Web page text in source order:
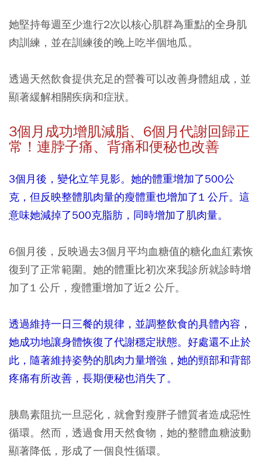
她堅持每週至少進行2次以核心肌群為重點的全身肌
肉訓練，並在訓練後的晚上吃半個地瓜。
透過天然飲食提供充足的營養可以改善身體組成，並
顯著緩解相關疾病和症狀。
3個月成功增肌減脂、6個月代謝回歸正
常！連脖子痛、背痛和便秘也改善
3個月後，變化立竿見影。她的體重增加了500公
克，但反映整體肌肉量的瘦體重也增加了1 公斤。這
意味她減掉了500克脂肪，同時增加了肌肉量。
6個月後，反映過去3個月平均血糖值的糖化血紅素恢
復到了正常範圍。她的體重比初次來我診所就診時增
加了1 公斤，瘦體重增加了近2 公斤。
透過維持一日三餐的規律，並調整飲食的具體內容，
她成功地讓身體恢復了代謝穩定狀態。好處還不止於
此，隨著維持姿勢的肌肉力量增強，她的頸部和背部
疼痛有所改善，長期便秘也消失了。
胰島素阻抗一旦惡化，就會對瘦胖子體質者造成惡性
循環。然而，透過食用天然食物，她的整體血糖波動
顯著降低，形成了一個良性循環。